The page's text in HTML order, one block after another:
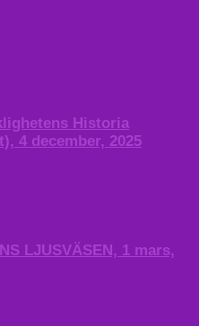
Historia
4 december, 2025
LJUSVÄSEN, 1 mars,